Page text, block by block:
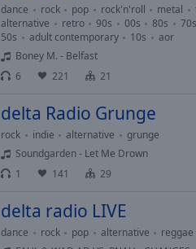
dance rock pop rock'n'roll metal
alternative
retro 90s 00s 80s 70s
50s
adult contemporary 10s
aor
Boney M. - Belfast
6
221 21
delta Radio Grunge
rock indie alternative
grunge
Soundgarden - Let Me Drown
1
141 29
delta radio LIVE
dance rock pop alternative
reggae